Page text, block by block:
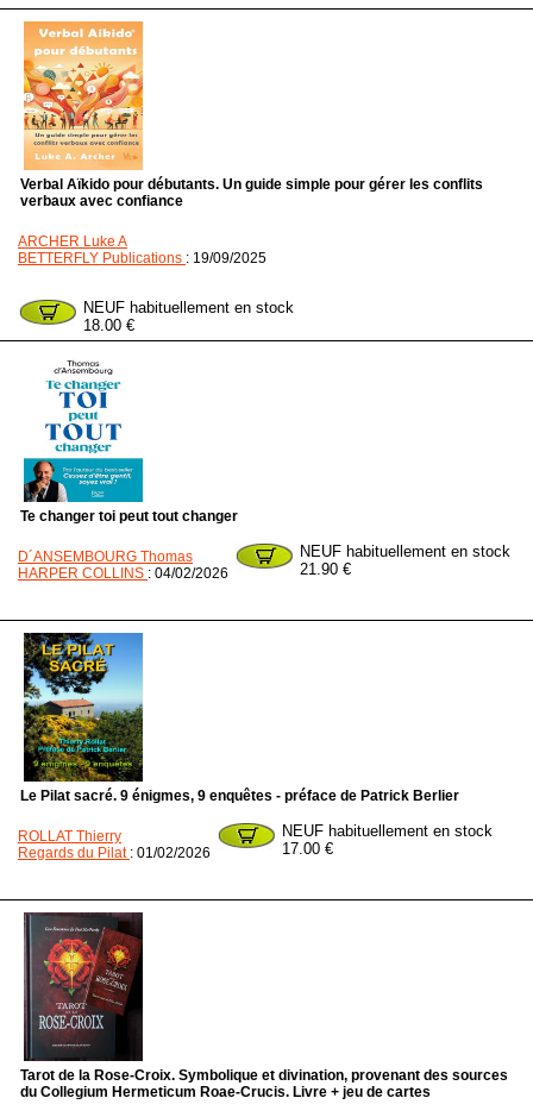
Verbal Aïkido pour débutants. Un guide simple pour gérer les conflits
verbaux avec confiance
ARCHER Luke A
BETTERFLY Publications : 19/09/2025
NEUF habituellement en stock
18.00 €
Te changer toi peut tout changer
D´ANSEMBOURG Thomas
HARPER COLLINS : 04/02/2026
NEUF habituellement en stock
21.90 €
Le Pilat sacré. 9 énigmes, 9 enquêtes - préface de Patrick Berlier
ROLLAT Thierry
Regards du Pilat : 01/02/2026
NEUF habituellement en stock
17.00 €
Tarot de la Rose-Croix. Symbolique et divination, provenant des sources
du Collegium Hermeticum Roae-Crucis. Livre + jeu de cartes